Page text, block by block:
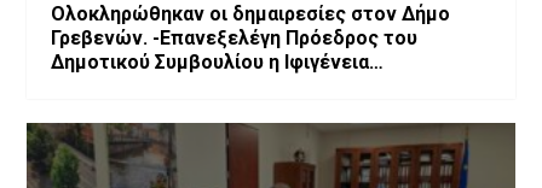
Ολοκληρώθηκαν οι δημαιρεσίες στον Δήμο
Γρεβενών. -Επανεξελέγη Πρόεδρος του
Δημοτικού Συμβουλίου η Ιφιγένεια